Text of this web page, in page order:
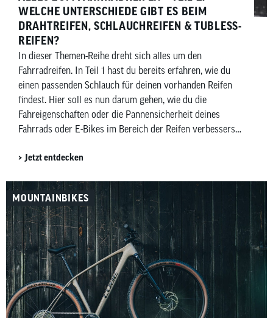
WELCHE UNTERSCHIEDE GIBT ES BEIM
DRAHTREIFEN, SCHLAUCHREIFEN & TUBLESS-
REIFEN?
In dieser Themen-Reihe dreht sich alles um den
Fahrradreifen. In Teil 1 hast du bereits erfahren, wie du
einen passenden Schlauch für deinen vorhanden Reifen
findest. Hier soll es nun darum gehen, wie du die
Fahreigenschaften oder die Pannensicherheit deines
Fahrrads oder E-Bikes im Bereich der Reifen verbesserst.
Jetzt entdecken
MOUNTAINBIKES